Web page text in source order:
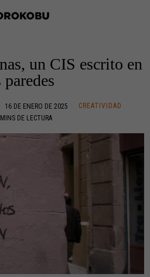
un CIS escrito en
paredes
16 DE ENERO DE 2025
CREATIVIDAD
DE LECTURA